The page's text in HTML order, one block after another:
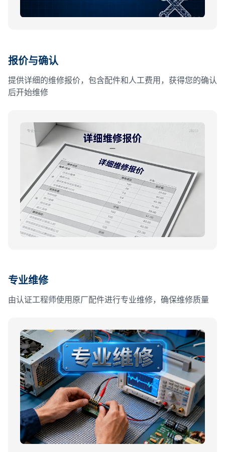
报价与确认
提供详细的维修报价，包含配件和人工费用，获得您的确认
后开始维修
专业维修
由认证工程师使用原厂配件进行专业维修，确保维修质量